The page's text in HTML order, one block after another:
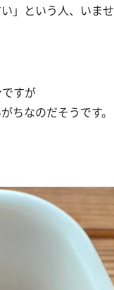
」という人、いませ
すが
ちなのだそうです。